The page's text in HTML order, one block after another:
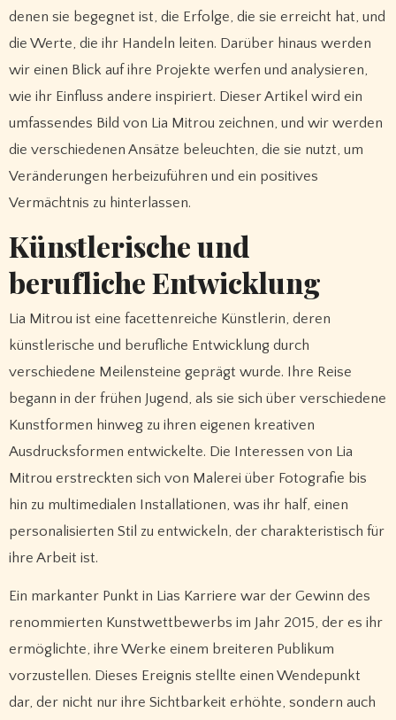
denen sie begegnet ist, die Erfolge, die sie erreicht hat, und
die Werte, die ihr Handeln leiten. Darüber hinaus werden
wir einen Blick auf ihre Projekte werfen und analysieren,
wie ihr Einfluss andere inspiriert. Dieser Artikel wird ein
umfassendes Bild von Lia Mitrou zeichnen, und wir werden
die verschiedenen Ansätze beleuchten, die sie nutzt, um
Veränderungen herbeizuführen und ein positives
Vermächtnis zu hinterlassen.
Künstlerische und
berufliche Entwicklung
Lia Mitrou ist eine facettenreiche Künstlerin, deren
künstlerische und berufliche Entwicklung durch
verschiedene Meilensteine geprägt wurde. Ihre Reise
begann in der frühen Jugend, als sie sich über verschiedene
Kunstformen hinweg zu ihren eigenen kreativen
Ausdrucksformen entwickelte. Die Interessen von Lia
Mitrou erstreckten sich von Malerei über Fotografie bis
hin zu multimedialen Installationen, was ihr half, einen
personalisierten Stil zu entwickeln, der charakteristisch für
ihre Arbeit ist.
Ein markanter Punkt in Lias Karriere war der Gewinn des
renommierten Kunstwettbewerbs im Jahr 2015, der es ihr
ermöglichte, ihre Werke einem breiteren Publikum
vorzustellen. Dieses Ereignis stellte einen Wendepunkt
dar, der nicht nur ihre Sichtbarkeit erhöhte, sondern auch